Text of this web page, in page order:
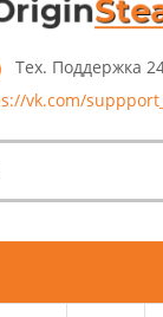
Тех. Поддержка
vk.com/